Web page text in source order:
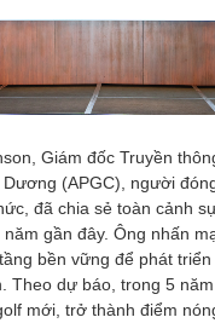
Giám đốc Truyền
(APGC), người
đã chia sẻ toàn cảnh
gần đây. Ông nhấn
bền vững để phát
Theo dự báo, trong 5
mới, trở thành điểm